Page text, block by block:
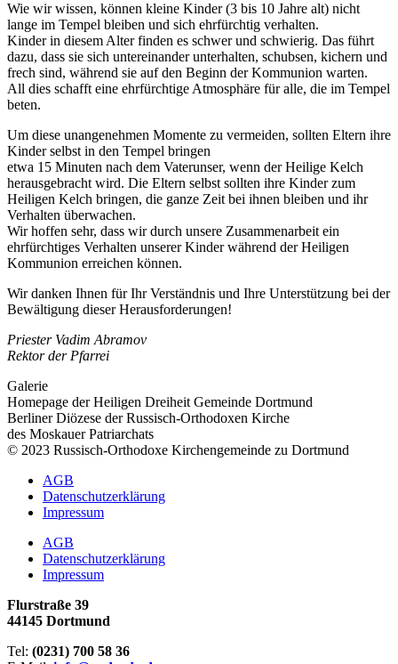
Wie wir wissen, können kleine Kinder (3 bis 10 Jahre alt) nicht
lange im Tempel bleiben und sich ehrfürchtig verhalten.
Kinder in diesem Alter finden es schwer und schwierig. Das führt
dazu, dass sie sich untereinander unterhalten, schubsen, kichern und
frech sind, während sie auf den Beginn der Kommunion warten.
All dies schafft eine ehrfürchtige Atmosphäre für alle, die im Tempel
beten.
Um diese unangenehmen Momente zu vermeiden, sollten Eltern ihre
Kinder selbst in den Tempel bringen
etwa 15 Minuten nach dem Vaterunser, wenn der Heilige Kelch
herausgebracht wird. Die Eltern selbst sollten ihre Kinder zum
Heiligen Kelch bringen, die ganze Zeit bei ihnen bleiben und ihr
Verhalten überwachen.
Wir hoffen sehr, dass wir durch unsere Zusammenarbeit ein
ehrfürchtiges Verhalten unserer Kinder während der Heiligen
Kommunion erreichen können.
Wir danken Ihnen für Ihr Verständnis und Ihre Unterstützung bei der
Bewältigung dieser Herausforderungen!
Priester Vadim Abramov
Rektor der Pfarrei
Galerie
Homepage der Heiligen Dreiheit Gemeinde Dortmund
Berliner Diözese der Russisch-Orthodoxen Kirche
des Moskauer Patriarchats
© 2023 Russisch-Orthodoxe Kirchengemeinde zu Dortmund
AGB
Datenschutzerklärung
Impressum
AGB
Datenschutzerklärung
Impressum
Flurstraße 39
44145 Dortmund
Tel: (0231) 700 58 36